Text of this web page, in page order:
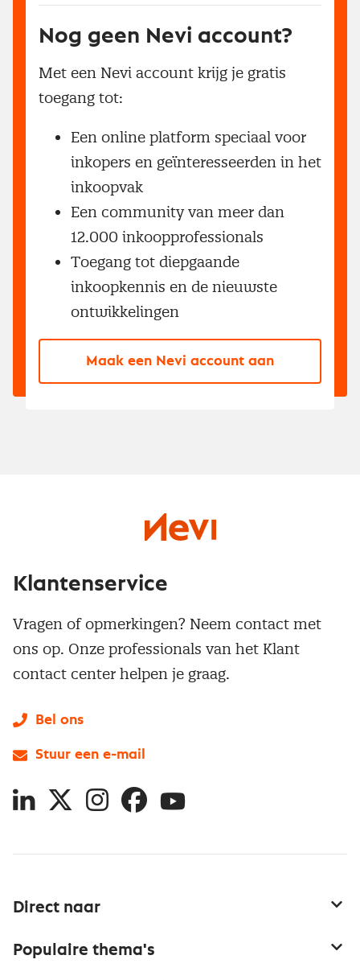
Nog geen Nevi account?
Met een Nevi account krijg je gratis
toegang tot:
Een online platform speciaal voor
inkopers en geïnteresseerden in het
inkoopvak
Een community van meer dan
12.000 inkoopprofessionals
Toegang tot diepgaande
inkoopkennis en de nieuwste
ontwikkelingen
Maak een Nevi account aan
Direct naar
Populaire thema's
Klantenservice
Vragen of opmerkingen? Neem contact met
ons op. Onze professionals van het Klant
contact center helpen je graag.
Bel ons
Stuur een e-mail
LinkedIn
X InstagramFacebookYouTube